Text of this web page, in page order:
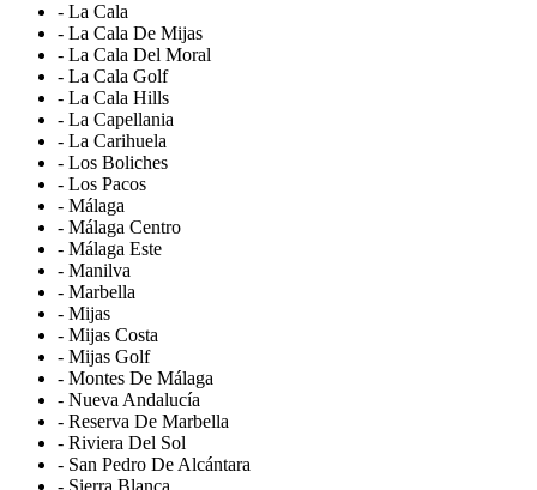
- La Cala
- La Cala De Mijas
- La Cala Del Moral
- La Cala Golf
- La Cala Hills
- La Capellania
- La Carihuela
- Los Boliches
- Los Pacos
- Málaga
- Málaga Centro
- Málaga Este
- Manilva
- Marbella
- Mijas
- Mijas Costa
- Mijas Golf
- Montes De Málaga
- Nueva Andalucía
- Reserva De Marbella
- Riviera Del Sol
- San Pedro De Alcántara